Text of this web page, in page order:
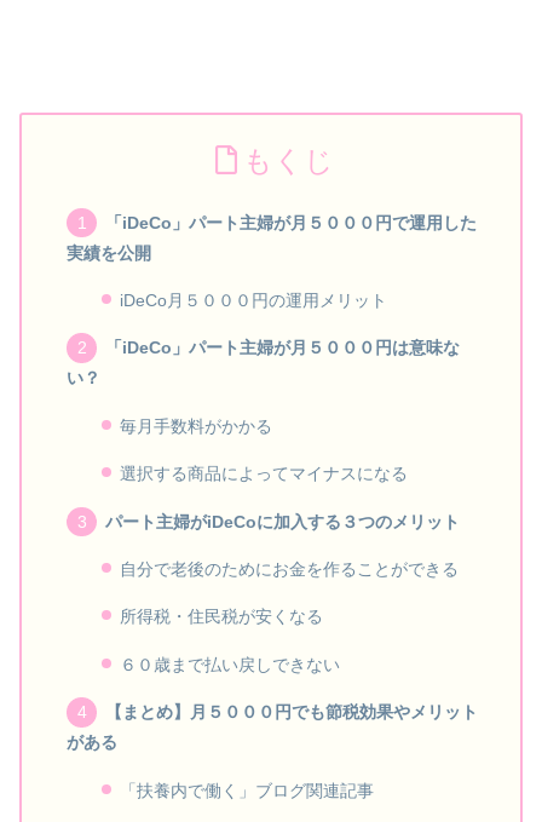
もくじ
「iDeCo」パート主婦が月５０００円で運用した
実績を公開
iDeCo月５０００円の運用メリット
「iDeCo」パート主婦が月５０００円は意味な
い？
毎月手数料がかかる
選択する商品によってマイナスになる
パート主婦がiDeCoに加入する３つのメリット
自分で老後のためにお金を作ることができる
所得税・住民税が安くなる
６０歳まで払い戻しできない
【まとめ】月５０００円でも節税効果やメリット
がある
「扶養内で働く」ブログ関連記事